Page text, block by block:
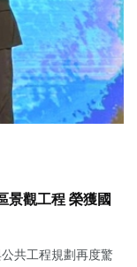
景觀工程 榮獲國
共工程規劃再度驚